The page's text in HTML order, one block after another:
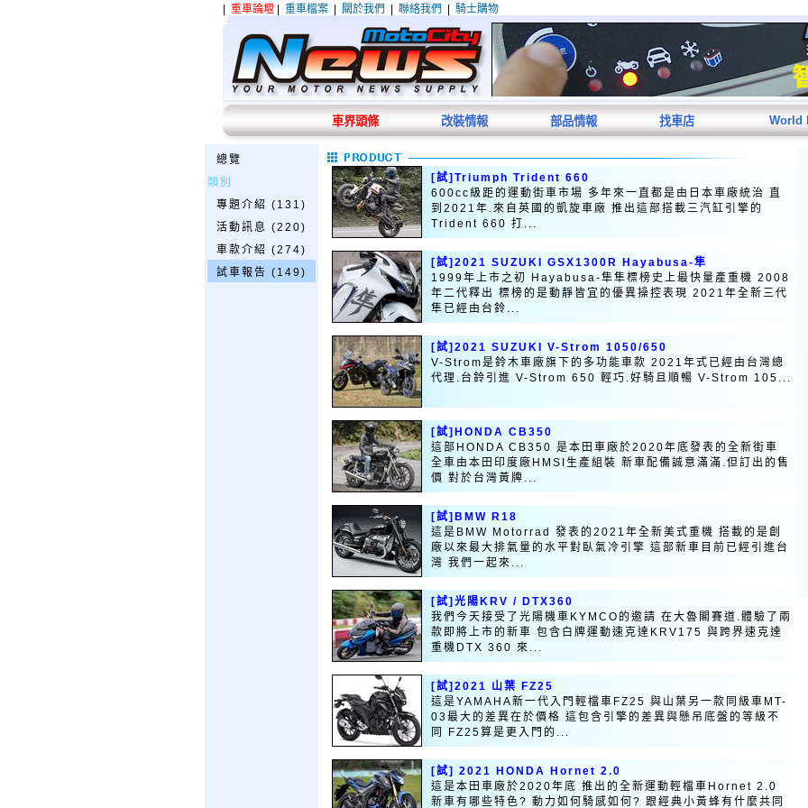
重車論壇 重車檔案 關於我們 聯絡我們 騎士購物
車界頭條 改裝情報 部品情報 找車店 World
總覽
類別
專題介紹 (131)
活動訊息 (220)
車款介紹 (274)
試車報告 (149)
[試]Triumph Trident 660
600cc級距的運動街車市場 多年來一直都是由日本車廠統治 直
到2021年.來自英國的凱旋車廠 推出這部搭載三汽缸引擎的
Trident 660 打...
[試]2021 SUZUKI GSX1300R Hayabusa-隼
1999年上市之初 Hayabusa-隼隼標榜史上最快量產重機 2008
年二代釋出 標榜的是動靜皆宜的優異操控表現 2021年全新三代
隼已經由台鈴...
[試]2021 SUZUKI V-Strom 1050/650
V-Strom是鈴木車廠旗下的多功能車款 2021年式已經由台灣總
代理.台鈴引進 V-Strom 650 輕巧.好騎且順暢 V-Strom 105...
[試]HONDA CB350
這部HONDA CB350 是本田車廠於2020年底發表的全新街車
全車由本田印度廠HMSI生產組裝 新車配備誠意滿滿.但訂出的售
價 對於台灣黃牌...
[試]BMW R18
這是BMW Motorrad 發表的2021年全新美式重機 搭載的是創
廠以來最大排氣量的水平對臥氣冷引擎 這部新車目前已經引進台
灣 我們一起來...
[試]光陽KRV / DTX360
我們今天接受了光陽機車KYMCO的邀請 在大魯閣賽道.體驗了兩
款即將上市的新車 包含白牌運動速克達KRV175 與跨界速克達
重機DTX 360 來...
[試]2021 山葉 FZ25
這是YAMAHA新一代入門輕檔車FZ25 與山葉另一款同級車MT-
03最大的差異在於價格 這包含引擎的差異與懸吊底盤的等級不
同 FZ25算是更入門的...
[試] 2021 HONDA Hornet 2.0
這是本田車廠於2020年底 推出的全新運動輕檔車Hornet 2.0
新車有哪些特色? 動力如何騎感如何? 跟經典小黃蜂有什麼共同